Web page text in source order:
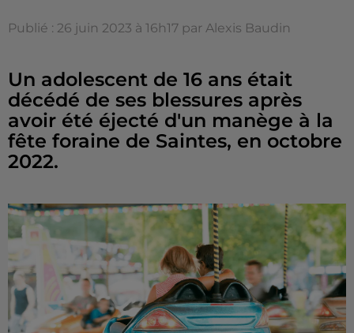
Publié : 26 juin 2023 à 16h17 par Alexis Baudin
Un adolescent de 16 ans était
décédé de ses blessures après
avoir été éjecté d'un manège à la
fête foraine de Saintes, en octobre
2022.